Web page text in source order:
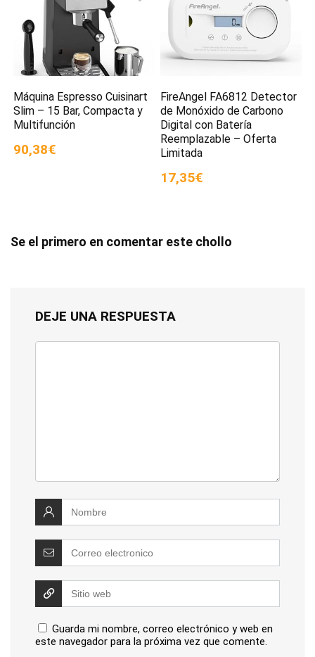
Máquina Espresso Cuisinart
Slim – 15 Bar, Compacta y
Multifunción
90,38€
FireAngel FA6812 Detector
de Monóxido de Carbono
Digital con Batería
Reemplazable – Oferta
Limitada
17,35€
Se el primero en comentar este chollo
DEJE UNA RESPUESTA
Guarda mi nombre, correo electrónico y web en
este navegador para la próxima vez que comente.